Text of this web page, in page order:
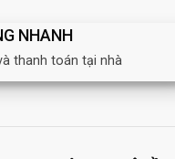
NHANH
thanh toán tại nhà